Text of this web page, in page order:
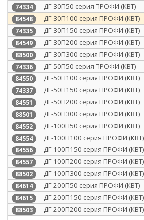
74334 ДГ-30П50 серия ПРОФИ (КВТ)
84548 ДГ-30П100 серия ПРОФИ (КВТ)
74335 ДГ-30П150 серия ПРОФИ (КВТ)
84549 ДГ-30П200 серия ПРОФИ (КВТ)
88500 ДГ-30П300 серия ПРОФИ (КВТ)
74336 ДГ-50П50 серия ПРОФИ (КВТ)
84550 ДГ-50П100 серия ПРОФИ (КВТ)
74337 ДГ-50П150 серия ПРОФИ (КВТ)
84551 ДГ-50П200 серия ПРОФИ (КВТ)
88501 ДГ-50П300 серия ПРОФИ (КВТ)
84552 ДГ-100П50 серия ПРОФИ (КВТ)
84554 ДГ-100П100 серия ПРОФИ (КВТ)
84556 ДГ-100П150 серия ПРОФИ (КВТ)
84557 ДГ-100П200 серия ПРОФИ (КВТ)
88502 ДГ-100П300 серия ПРОФИ (КВТ)
84614 ДГ-200П50 серия ПРОФИ (КВТ)
84615 ДГ-200П150 серия ПРОФИ (КВТ)
88503 ДГ-200П200 серия ПРОФИ (КВТ)